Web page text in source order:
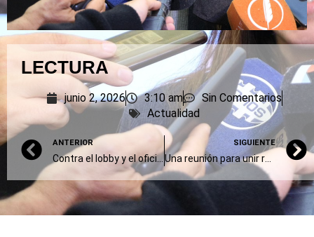
LECTURA
junio 2, 2026 3:10 am
Sin Comentarios
Actualidad
ANTERIOR
Contra el lobby y el oficialismo
SIGUIENTE
Una reunión para unir religiones y políticas